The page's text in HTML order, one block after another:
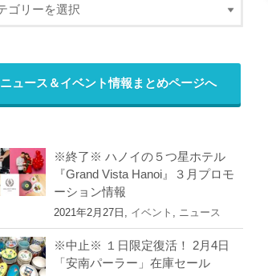
ニュース＆イベント情報まとめページへ
※終了※ ハノイの５つ星ホテル
『Grand Vista Hanoi』３月プロモ
ーション情報
2021年2月27日, イベント ニュース
※中止※ １日限定復活！ 2月4日
「安南パーラー」在庫セール